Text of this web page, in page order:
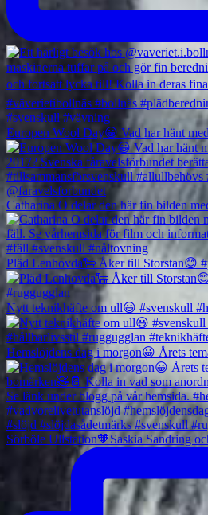
Europen Wool Day😀 Vad har hänt
Catharina O delar den här fin bilden
Pläd Lenhovda🐑 Åker till Storstan😊
Nytt teknikhäfte om ull😃 #svenskull
Hemslöjdens dag i morgon😀 Årets
Sörböle Ullstation🧡Saskia Sandring